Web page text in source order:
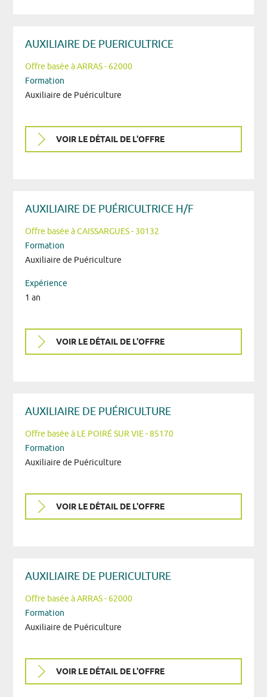
AUXILIAIRE DE PUERICULTRICE
Offre basée à ARRAS - 62000
Formation
Auxiliaire de Puériculture
VOIR LE DÉTAIL DE L'OFFRE
AUXILIAIRE DE PUÉRICULTRICE H/F
Offre basée à CAISSARGUES - 30132
Formation
Auxiliaire de Puériculture
Expérience
1 an
VOIR LE DÉTAIL DE L'OFFRE
AUXILIAIRE DE PUÉRICULTURE
Offre basée à LE POIRÉ SUR VIE - 85170
Formation
Auxiliaire de Puériculture
VOIR LE DÉTAIL DE L'OFFRE
AUXILIAIRE DE PUERICULTURE
Offre basée à ARRAS - 62000
Formation
Auxiliaire de Puériculture
VOIR LE DÉTAIL DE L'OFFRE